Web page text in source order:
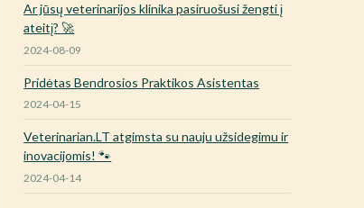
Ar jūsų veterinarijos klinika pasiruošusi žengti į
ateitį? 🚀
2024-08-09
Pridėtas Bendrosios Praktikos Asistentas
2024-04-15
Veterinarian.LT atgimsta su nauju užsidegimu ir
inovacijomis! 🐾
2024-04-14